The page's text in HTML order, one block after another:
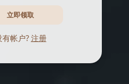
立即领取
有帐户? 注册